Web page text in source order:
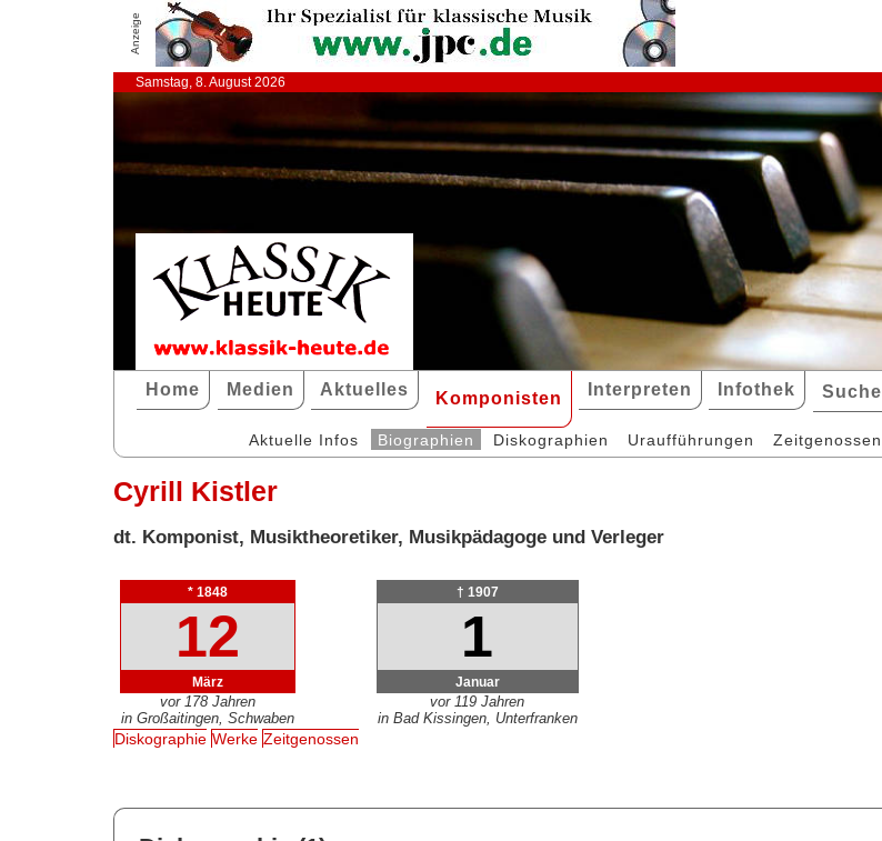
Anzeige
Samstag, 8. August 2026
Home Medien Aktuelles Komponisten Interpreten Infothek Suche
Aktuelle Infos Biographien Diskographien Uraufführungen Zeitgenossen
Cyrill Kistler
dt. Komponist, Musiktheoretiker, Musikpädagoge und Verleger
* 1848
12
März
vor 178 Jahren
in Großaitingen, Schwaben
† 1907
1
Januar
vor 119 Jahren
in Bad Kissingen, Unterfranken
Diskographie Werke Zeitgenossen